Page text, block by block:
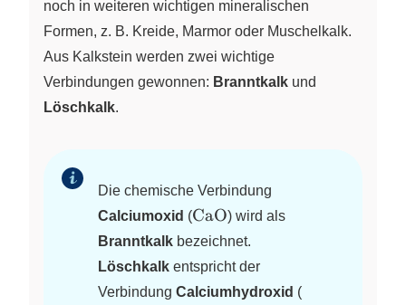
noch in weiteren wichtigen mineralischen
Formen, z. B. Kreide, Marmor oder Muschelkalk.
Aus Kalkstein werden zwei wichtige
Verbindungen gewonnen: Branntkalk und
Löschkalk.
Die chemische Verbindung
Calciumoxid (\ce{CaO}
CaO) wird als
Branntkalk bezeichnet.
Löschkalk entspricht der
Verbindung Calciumhydroxid (